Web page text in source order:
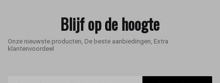
Blijf op de hoogte
Onze nieuwste producten, De beste aanbiedingen, Extra
klantenvoordeel